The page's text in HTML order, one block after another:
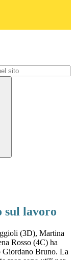
sul lavoro
(3D), Martina
Rosso (4C) ha
Bruno. La